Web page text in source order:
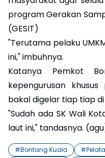
program Gerakan
(GESIT)
"Terutama pelaku
ini," imbuhnya.
Katanya Pemkot
kepengurusan
bakal digelar tiap tiap
"Sudah ada SK Wali
laut ini," tandasnya.
#Bontang Kuala #